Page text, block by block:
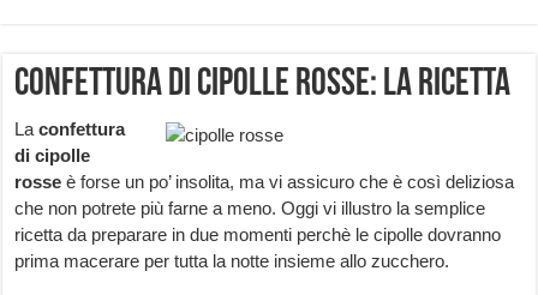
Confettura di cipolle rosse: la ricetta
La confettura
di cipolle
rosse è forse un po’ insolita, ma vi assicuro che è così deliziosa
che non potrete più farne a meno. Oggi vi illustro la semplice
ricetta da preparare in due momenti perchè le cipolle dovranno
prima macerare per tutta la notte insieme allo zucchero.